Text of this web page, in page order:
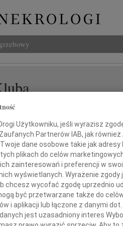
żalem, smutkiem i przykrością
zawiadamiamy,
zmarła nagle w wieku 68 lat
Użytkowniku, jeśli wyrazisz
Partnerów IAB, jak również
dane osobowe takie jak
plikach do celów
zainteresowań i preferencji w
wyświetlanych. Wyrażenie
chcesz wycofać zgodę uprzednio
być przetwarzane także do
i aplikacji lub łączone z danymi
jest uzasadniony interes